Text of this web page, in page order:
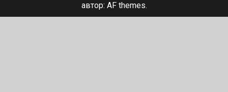
автор: AF themes.